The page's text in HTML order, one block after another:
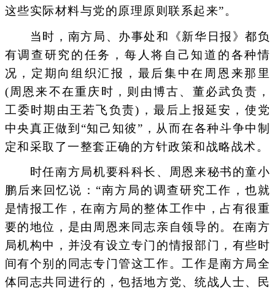
这些实际材料与党的原理原则联系起来”。
当时，南方局、办事处和《新华日报》都负
有调查研究的任务，每人将自己知道的各种情
况，定期向组织汇报，最后集中在周恩来那里
(周恩来不在重庆时，则由博古、董必武负责，
工委时期由王若飞负责)，最后上报延安，使党
中央真正做到“知己知彼”，从而在各种斗争中制
定和采取了一整套正确的方针政策和战略战术。
时任南方局机要科科长、周恩来秘书的童小
鹏后来回忆说：“南方局的调查研究工作，也就
是情报工作，在南方局的整体工作中，占有很重
要的地位，是由周恩来同志亲自领导的。在南方
局机构中，并没有设立专门的情报部门，有些时
间有个别的同志专门管这工作。工作是南方局全
体同志共同进行的，包括地方党、统战人士、民